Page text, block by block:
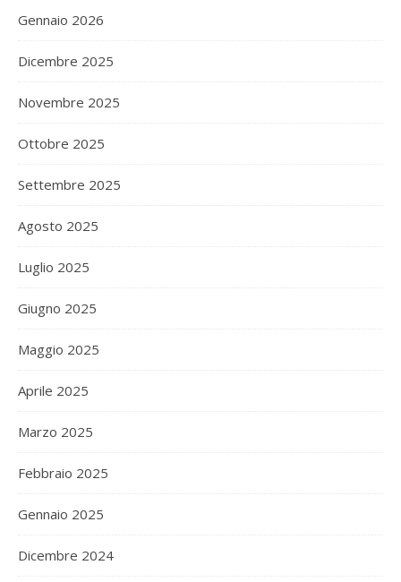
Gennaio 2026
Dicembre 2025
Novembre 2025
Ottobre 2025
Settembre 2025
Agosto 2025
Luglio 2025
Giugno 2025
Maggio 2025
Aprile 2025
Marzo 2025
Febbraio 2025
Gennaio 2025
Dicembre 2024